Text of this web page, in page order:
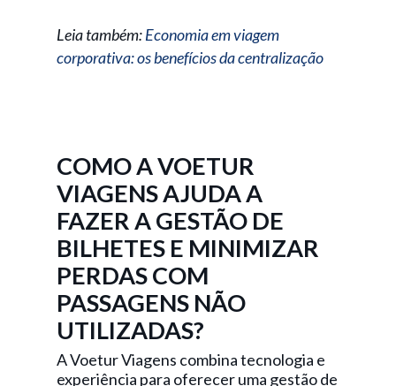
Leia também:Economia em viagem
corporativa: os benefícios da centralização
COMO A VOETUR
VIAGENS AJUDA A
FAZER A GESTÃO DE
BILHETES E MINIMIZAR
PERDAS COM
PASSAGENS NÃO
UTILIZADAS?
A Voetur Viagens combina tecnologia e
experiência para oferecer uma gestão de